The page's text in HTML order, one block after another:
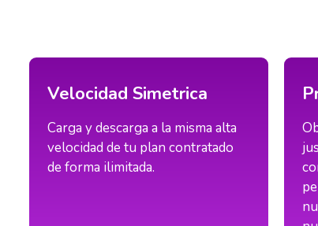
Velocidad Simetrica
Carga y descarga a la misma alta
velocidad de tu plan contratado
de forma ilimitada.